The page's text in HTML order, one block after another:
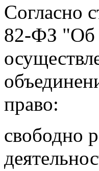
Согласно
82-ФЗ "Об
право:
свободно